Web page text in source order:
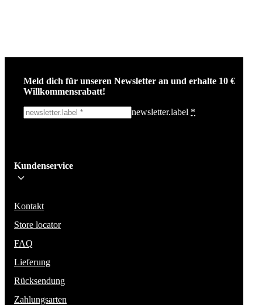
Meld dich für unseren Newsletter an und erhalte 10 €
Willkommensrabatt!
newsletter.label *
Bleib auf dem Laufenden über die neuesten Nachrichten, Kampagnen
Aktionen. Wir geben deine E-Mail-Adresse nicht weiter und versenden
Kundenservice
Kontakt
Store locator
FAQ
Lieferung
Rücksendung
Zahlungsarten